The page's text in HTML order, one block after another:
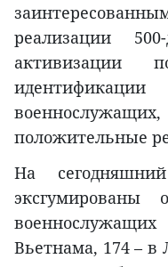
реализации
активизации
положительные
На
Вьетнама, 174 – в